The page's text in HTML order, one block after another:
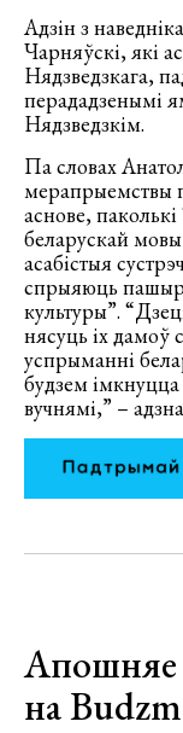
Адзін з
Чарняўскі, які
Нядзведзкага,
перададзенымі
Нядзведзкім.
Па словах
мерапрыемствы
аснове,
беларускай мовы
асабістыя
спрыяюць
культуры”.
нясуць іх дамоў
успрыманні
будзем
вучнямі,” –
Апошняе
на